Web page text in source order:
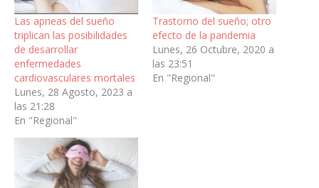
Las apneas del sueño
triplican las posibilidades
de desarrollar
enfermedades
cardiovasculares mortales
Lunes, 28 Agosto, 2023 a
las 21:28
En "Regional"
Trastorno del sueño; otro
efecto de la pandemia
Lunes, 26 Octubre, 2020 a
las 23:51
En "Regional"